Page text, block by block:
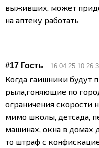
выживших, может
на аптеку работать
#17 Гость 16.04.25
Когда гаишники будут
рыла,гоняющие по
ограничения скорости
мимо школы, детсада,
машинах, окна в домах
то штраф с